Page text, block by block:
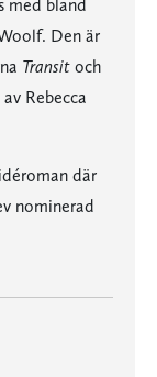
med bland
Den är
Transit och
Rebecca
där
nominerad